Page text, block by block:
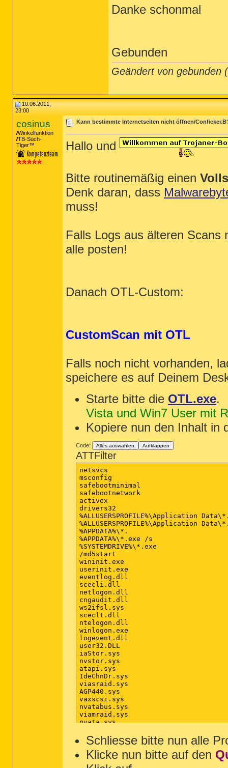
Danke schonmal
Gebunden
Geändert von gebunden
10.06.2011,
23:00
cosinus
Winkelfunktion
TB-Süch-
Tiger™
Kann bestimmte Internetseiten nicht öffnen/
Hallo und
Bitte routinemäßig einen
Denk daran, dass
muss!
Falls Logs aus älteren Scans
alle posten!
Danach OTL-Custom:
CustomScan mit OTL
Falls noch nicht vorhanden,
speichere es auf Deinem
Starte bitte die OTL.exe.
Vista und Win7 User mit
Kopiere nun den Inhalt in
Code: Alles auswählen Aufklappen
ATTFilter
netsvcs
msconfig
safebootminimal
safebootnetwork
activex
drivers32
%ALLUSERSPROFILE%\Application
%ALLUSERSPROFILE%\Application
%APPDATA%\*.
%APPDATA%\*.exe /s
%SYSTEMDRIVE%\*.exe
/md5start
wininit.exe
userinit.exe
eventlog.dll
scecli.dll
netlogon.dll
cngaudit.dll
ws2ifsl.sys
sceclt.dll
ntelogon.dll
winlogon.exe
logevent.dll
user32.DLL
iaStor.sys
nvstor.sys
atapi.sys
IdeChnDr.sys
viasraid.sys
AGP440.sys
vaxscsi.sys
nvatabus.sys
viamraid.sys
nvata.sys
iastorv.sys
ViPrt.sys
eNetHook.dll
ahcix86.sys
Schliesse bitte nun alle
Klicke nun bitte auf den